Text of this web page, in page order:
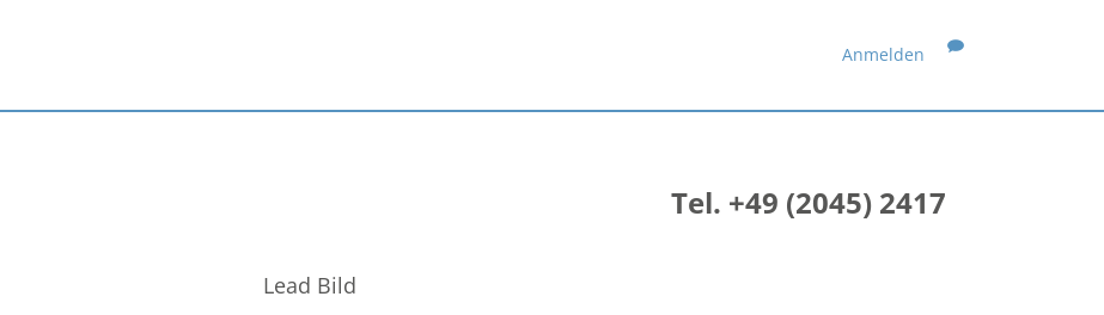
Anmelden
Tel. +49 (2045) 2417